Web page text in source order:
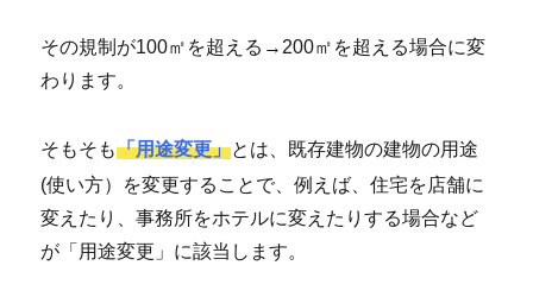
その規制が100㎡を超える→200㎡を超える場合に変
わります。
そもそも「用途変更」とは、既存建物の建物の用途
(使い方）を変更することで、例えば、住宅を店舗に
変えたり、事務所をホテルに変えたりする場合など
が「用途変更」に該当します。